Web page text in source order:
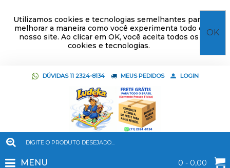
Utilizamos cookies e tecnologias semelhantes para
melhorar a maneira como você experimenta todo o
nosso site. Ao clicar em OK, você aceita todos os
cookies e tecnologias.
OK
DÚVIDAS 11 2324-8134 MEUS PEDIDOS LOGIN
0 - 0,00
MENU